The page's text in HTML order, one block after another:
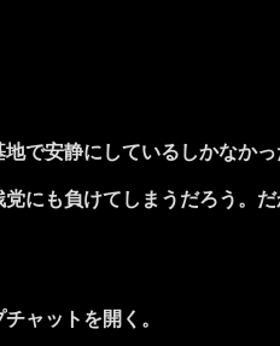
で安静にしているしかなかっ
にも負けてしまうだろう。
ャットを開く。